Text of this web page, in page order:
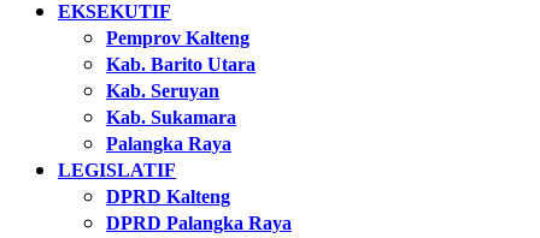
EKSEKUTIF
Pemprov Kalteng
Kab. Barito Utara
Kab. Seruyan
Kab. Sukamara
Palangka Raya
LEGISLATIF
DPRD Kalteng
DPRD Palangka Raya